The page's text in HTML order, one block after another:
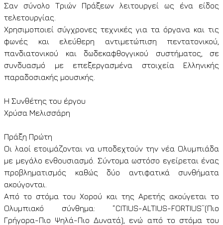
Σαν σύνολο Τριών Πράξεων λειτουργεί ως ένα είδος
τελετουργίας.
Χρησιμοποιεί σύγχρονες τεχνικές για τα όργανα και τις
φωνές και ελεύθερη αντιμετώπιση πεντατονικού,
πανδιατονικού και δωδεκαφθογγικού συστήματος, σε
συνδυασμό με επεξεργασμένα στοιχεία Ελληνικής
παραδοσιακής μουσικής.
Η Συνθέτης του έργου
Χρύσα Μελισσάρη
Πράξη Πρώτη
Οι λαοί ετοιμάζονται να υποδεχτούν την νέα Ολυμπιάδα
με μεγάλο ενθουσιασμό. Σύντομα ωστόσο εγείρεται ένας
προβληματισμός καθώς δύο αντιφατικά συνθήματα
ακούγονται.
Από το στόμα του Χορού και της Αρετής ακούγεται το
Ολυμπιακό σύνθημα: “CITIUS-ALTIUS-FORTIUS”(Πιο
Γρήγορα-Πιο Ψηλά-Πιο Δυνατά), ενώ από το στόμα του